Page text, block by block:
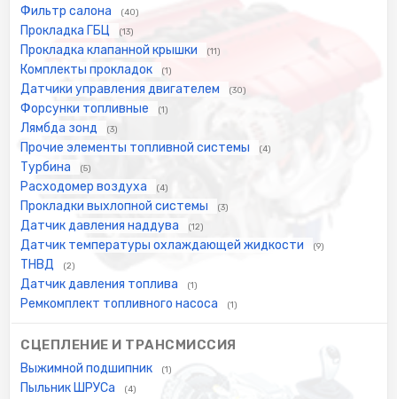
Фильтр салона (40)
Прокладка ГБЦ (13)
Прокладка клапанной крышки (11)
Комплекты прокладок (1)
Датчики управления двигателем (30)
Форсунки топливные (1)
Лямбда зонд (3)
Прочие элементы топливной системы (4)
Турбина (5)
Расходомер воздуха (4)
Прокладки выхлопной системы (3)
Датчик давления наддува (12)
Датчик температуры охлаждающей жидкости (9)
ТНВД (2)
Датчик давления топлива (1)
Ремкомплект топливного насоса (1)
СЦЕПЛЕНИЕ И ТРАНСМИССИЯ
Выжимной подшипник (1)
Пыльник ШРУСа (4)